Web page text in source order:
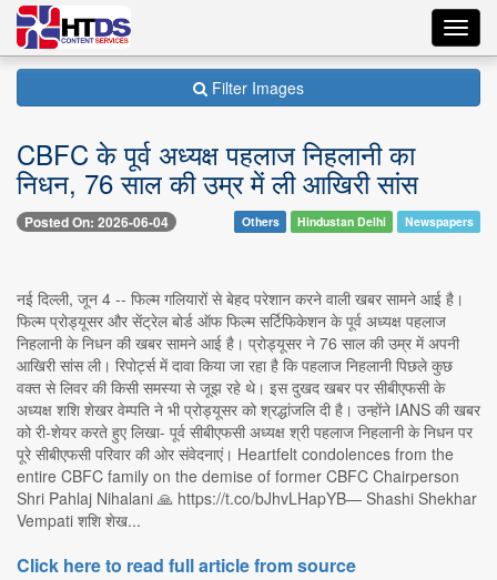
Filter Images
CBFC के पूर्व अध्यक्ष पहलाज निहलानी का
निधन, 76 साल की उम्र में ली आखिरी सांस
Posted On: 2026-06-04 Others Hindustan Delhi Newspapers
नई दिल्ली, जून 4 -- फिल्म गलियारों से बेहद परेशान करने वाली खबर सामने आई है।
फिल्म प्रोड्यूसर और सेंट्रेल बोर्ड ऑफ फिल्म सर्टिफिकेशन के पूर्व अध्यक्ष पहलाज
निहलानी के निधन की खबर सामने आई है। प्रोड्यूसर ने 76 साल की उम्र में अपनी
आखिरी सांस ली। रिपोर्ट्स में दावा किया जा रहा है कि पहलाज निहलानी पिछले कुछ
वक्त से लिवर की किसी समस्या से जूझ रहे थे। इस दुखद खबर पर सीबीएफसी के
अध्यक्ष शशि शेखर वेम्पति ने भी प्रोड्यूसर को श्रद्धांजलि दी है। उन्होंने IANS की खबर
को री-शेयर करते हुए लिखा- पूर्व सीबीएफसी अध्यक्ष श्री पहलाज निहलानी के निधन पर
पूरे सीबीएफसी परिवार की ओर संवेदनाएं। Heartfelt condolences from the
entire CBFC family on the demise of former CBFC Chairperson
Shri Pahlaj Nihalani 🙏 https://t.co/bJhvLHapYB— Shashi Shekhar
Vempati शशि शेख...
Click here to read full article from source